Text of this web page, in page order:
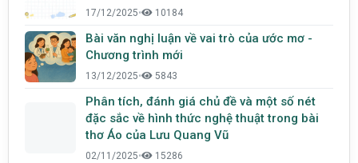
17/12/2025• 10184
Bài văn nghị luận về vai trò của ước mơ -
Chương trình mới
13/12/2025• 5843
Phân tích, đánh giá chủ đề và một số nét
đặc sắc về hình thức nghệ thuật trong bài
thơ Áo của Lưu Quang Vũ
02/11/2025• 15286